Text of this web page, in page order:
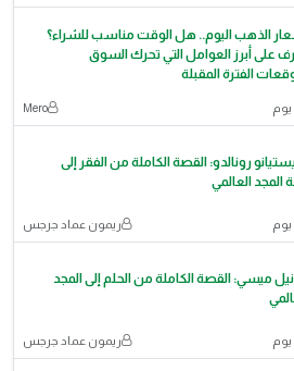
الذهب اليوم.. هل الوقت مناسب للشراء؟
على أبرز العوامل التي تحرك السوق
الفترة المقبلة
يوم Mero
رونالدو: القصة الكاملة من الفقر إلى
المجد العالمي
يوم ريمون عماد جرجس
ميسي: القصة الكاملة من الحلم إلى المجد
يوم ريمون عماد جرجس